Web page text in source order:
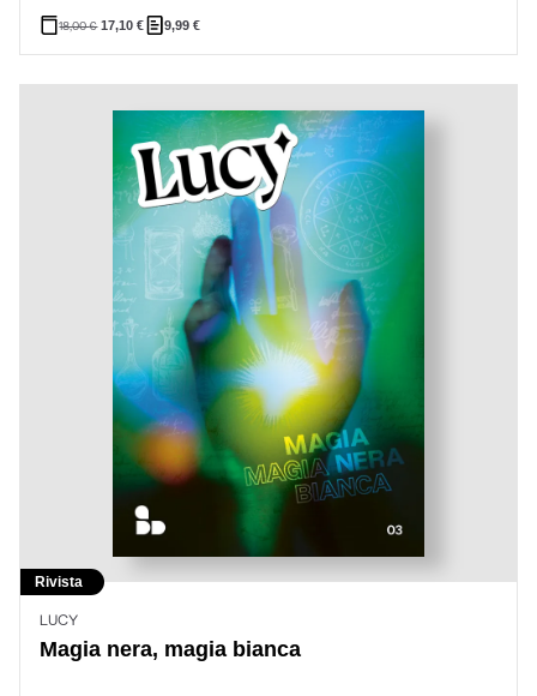
18,00€ 17,10€ 9,99 €
Rivista
LUCY
Magia nera, magia bianca